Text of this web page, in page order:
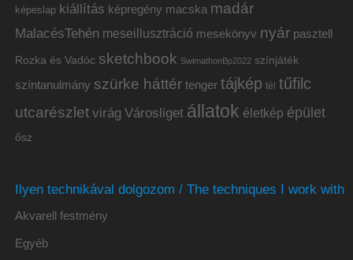
képeslap kiállítás képregény macska madár
MalacésTehén meseillusztráció mesekönyv nyár pasztell
Rozka és Vadóc sketchbook SwimathonBp2022 színjáték
színtanulmány szürke háttér tenger tájkép tél tűfilc
utcarészlet virág Városliget állatok életkép épület
ősz
Ilyen technikával dolgozom / The techniques I work with
Akvarell festmény
Egyéb